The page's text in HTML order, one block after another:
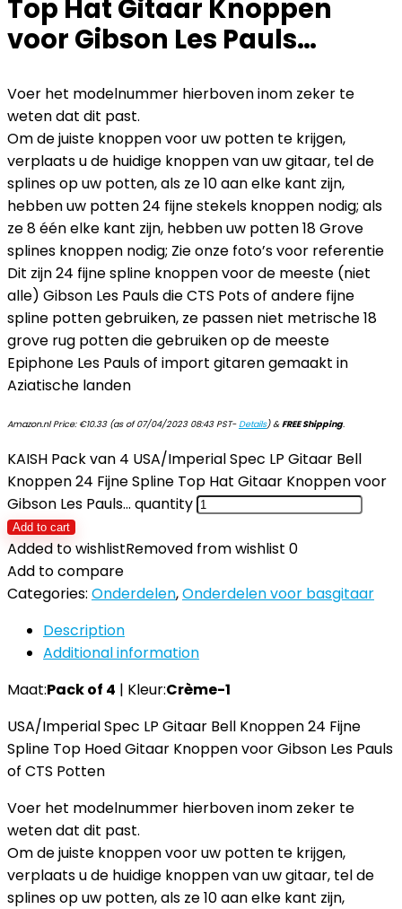
Top Hat Gitaar Knoppen
voor Gibson Les Pauls…
Voer het modelnummer hierboven inom zeker te
weten dat dit past.
Om de juiste knoppen voor uw potten te krijgen,
verplaats u de huidige knoppen van uw gitaar, tel de
splines op uw potten, als ze 10 aan elke kant zijn,
hebben uw potten 24 fijne stekels knoppen nodig; als
ze 8 één elke kant zijn, hebben uw potten 18 Grove
splines knoppen nodig; Zie onze foto’s voor referentie
Dit zijn 24 fijne spline knoppen voor de meeste (niet
alle) Gibson Les Pauls die CTS Pots of andere fijne
spline potten gebruiken, ze passen niet metrische 18
grove rug potten die gebruiken op de meeste
Epiphone Les Pauls of import gitaren gemaakt in
Aziatische landen
Amazon.nl Price: €10.33(as of 07/04/2023 08:43 PST-Details)&FREE Shipping.
KAISH Pack van 4 USA/Imperial Spec LP Gitaar Bell
Knoppen 24 Fijne Spline Top Hat Gitaar Knoppen voor
Gibson Les Pauls… quantity
Add to cart
Added to wishlistRemoved from wishlist 0
Add to compare
Categories: Onderdelen,Onderdelen voor basgitaar
Description
Additional information
Maat:Pack of 4 | Kleur:Crème-1
USA/Imperial Spec LP Gitaar Bell Knoppen 24 Fijne
Spline Top Hoed Gitaar Knoppen voor Gibson Les Pauls
of CTS Potten
Voer het modelnummer hierboven inom zeker te
weten dat dit past.
Om de juiste knoppen voor uw potten te krijgen,
verplaats u de huidige knoppen van uw gitaar, tel de
splines op uw potten, als ze 10 aan elke kant zijn,